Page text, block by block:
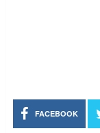
FACEBOOK